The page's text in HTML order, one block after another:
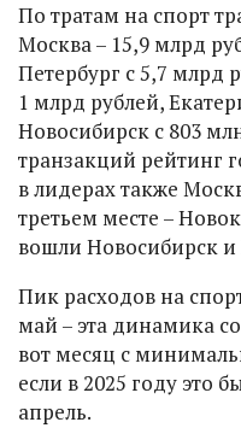
По тратам на спорт
Москва – 15,9 млрд
Петербург с 5,7 млрд
1 млрд рублей,
Новосибирск с 803
транзакций рейтинг
в лидерах также
третьем месте –
вошли Новосибирск и
Пик расходов на
май – эта динамика
вот месяц с
если в 2025 году это
апрель.